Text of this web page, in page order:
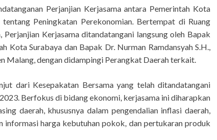
Perjanjian Kerjasama antara Pemerintah Kota
Peningkatan Perekonomian. Bertempat di Ruang
Kerjasama ditandatangani langsung oleh Bapak
Kota Surabaya dan Bapak Dr. Nurman Ramdansyah S.H.,
Malang, dengan didampingi Perangkat Daerah terkait.
dari Kesepakatan Bersama yang telah ditandatangani
Berfokus di bidang ekonomi, kerjasama ini diharapkan
daerah, khususnya dalam pengendalian inflasi daerah,
harga kebutuhan pokok, dan pertukaran produk